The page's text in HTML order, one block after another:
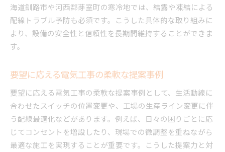
海道釧路市や河西郡芽室町の寒冷地では、結露や凍結による
配線トラブル予防も必須です。こうした具体的な取り組みに
より、設備の安全性と信頼性を長期間維持することができま
す。
要望に応える電気工事の柔軟な提案事例
要望に応える電気工事の柔軟な提案事例として、生活動線に
合わせたスイッチの位置変更や、工場の生産ライン変更に伴
う配線最適化などがあります。例えば、日々の困りごとに応
じてコンセントを増設したり、現場での微調整を重ねながら
最適な施工を実現することが重要です。こうした提案力と対